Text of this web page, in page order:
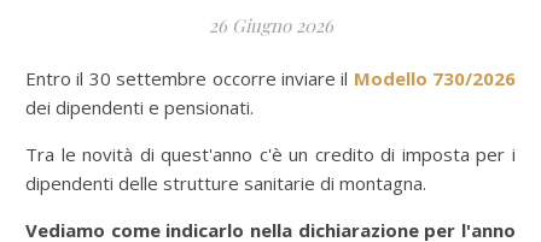
26 Giugno 2026
Entro il 30 settembre occorre inviare il Modello 730/2026
dei dipendenti e pensionati.
Tra le novità di quest'anno c'è un credito di imposta per i
dipendenti delle strutture sanitarie di montagna.
Vediamo come indicarlo nella dichiarazione per l'anno